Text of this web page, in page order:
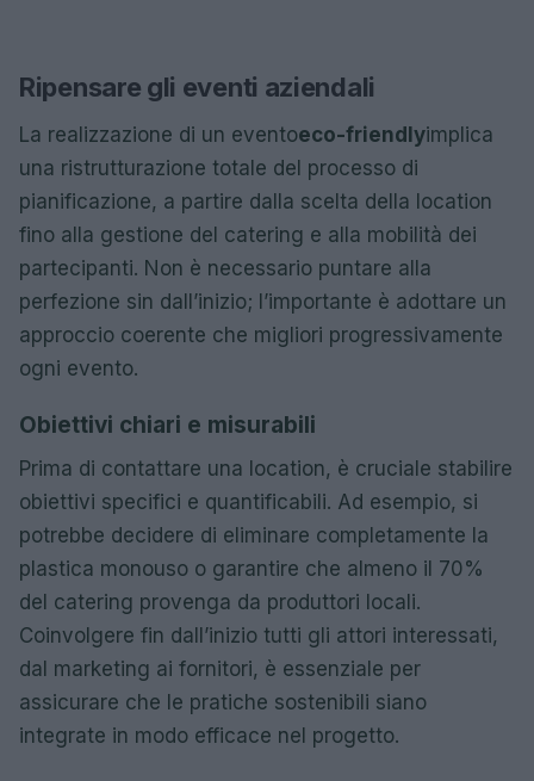
Ripensare gli eventi aziendali
La realizzazione di un eventoeco-friendlyimplica
una ristrutturazione totale del processo di
pianificazione, a partire dalla scelta della location
fino alla gestione del catering e alla mobilità dei
partecipanti. Non è necessario puntare alla
perfezione sin dall’inizio; l’importante è adottare un
approccio coerente che migliori progressivamente
ogni evento.
Obiettivi chiari e misurabili
Prima di contattare una location, è cruciale stabilire
obiettivi specifici e quantificabili. Ad esempio, si
potrebbe decidere di eliminare completamente la
plastica monouso o garantire che almeno il 70%
del catering provenga da produttori locali.
Coinvolgere fin dall’inizio tutti gli attori interessati,
dal marketing ai fornitori, è essenziale per
assicurare che le pratiche sostenibili siano
integrate in modo efficace nel progetto.